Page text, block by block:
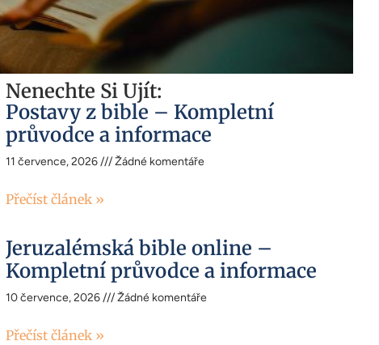
Nenechte Si Ujít:
Postavy z bible – Kompletní
průvodce a informace
11 července, 2026 Žádné komentáře
Přečíst článek »
Jeruzalémská bible online –
Kompletní průvodce a informace
10 července, 2026 Žádné komentáře
Přečíst článek »